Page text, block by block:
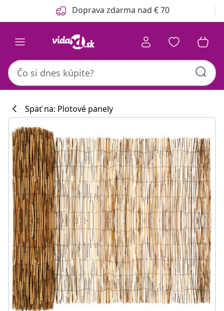
Predchádzajúce Doprava zdarma nad € 70
Späť na: Plotové panely